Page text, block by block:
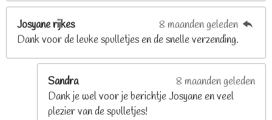
s
Josyane rijkes
8 maanden geleden
Dank voor de leuke spulletjes en de snelle verzending.
Sandra
8 maanden geleden
Dank je wel voor je berichtje Josyane en veel
plezier van de spulletjes!